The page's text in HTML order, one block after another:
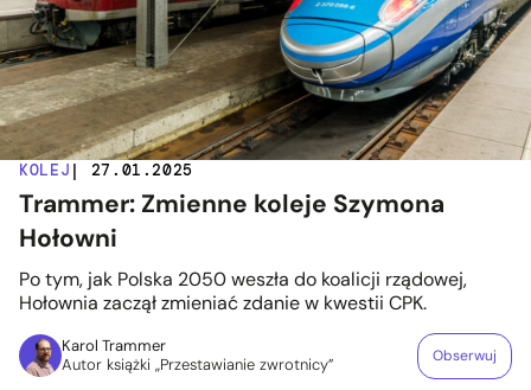
KOLEJ | 27.01.2025
Trammer: Zmienne koleje Szymona
Hołowni
Po tym, jak Polska 2050 weszła do koalicji rządowej,
Hołownia zaczął zmieniać zdanie w kwestii CPK.
Karol Trammer
Autor książki „Przestawianie zwrotnicy”
Obserwuj